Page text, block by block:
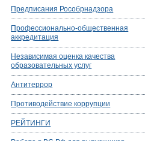
Предписания Рособрнадзора
Профессионально-общественная
аккредитация
Независимая оценка качества
образовательных услуг
Антитеррор
Противодействие коррупции
РЕЙТИНГИ